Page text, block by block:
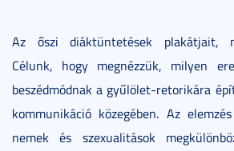
Az őszi diáktüntetések plakátjait,
Célunk, hogy megnézzük, milyen
beszédmódnak a gyűlölet-retorikára
kommunikáció közegében. Az
nemek és szexualitások